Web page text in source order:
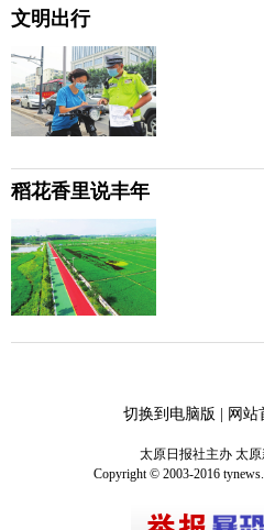
文明出行
稻花香里说丰年
切换到电脑版 | 网站
太原日报社主办 太
Copyright © 2003-2016